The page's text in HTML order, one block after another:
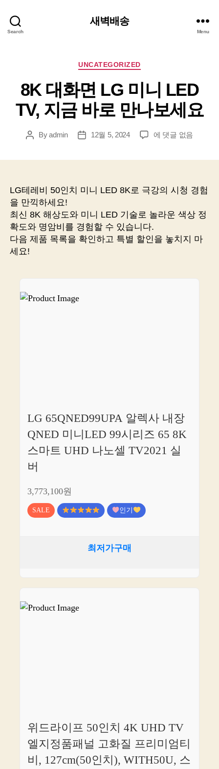
Search
새벽배송
Menu
Categories
UNCATEGORIZED
8K 대화면 LG 미니 LED
TV, 지금 바로 만나보세요
PostByadmin
Post12월 5, 2024
8K
미
LED
TV,
지
금
에 댓글 없음
LG테레비 50인치 미니 LED 8K로 극강의 시청 경험
을 만끽하세요!
최신 8K 해상도와 미니 LED 기술로 놀라운 색상 정
확도와 명암비를 경험할 수 있습니다.
다음 제품 목록을 확인하고 특별 할인을 놓치지 마
세요!
LG 65QNED99UPA 알렉사 내장
QNED 미니LED 99시리즈 65 8K
스마트 UHD 나노셀 TV2021 실
버
3,773,100원
SALE 인기
최저가구매
위드라이프 50인치 4K UHD TV
엘지정품패널 고화질 프리미엄티
비, 127cm(50인치), WITH50U, 스